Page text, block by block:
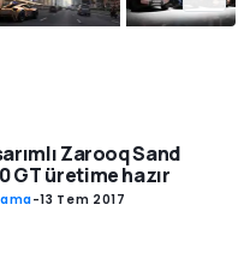
Zarooq Sand
GT üretime hazır
-13 Tem 2017